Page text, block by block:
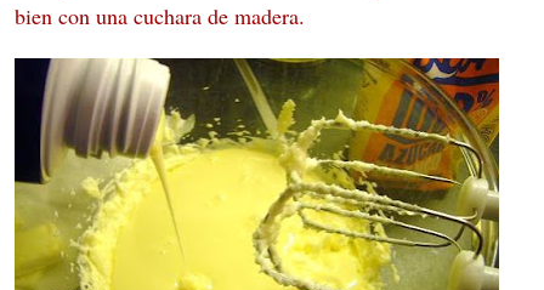
bien con una cuchara de madera.